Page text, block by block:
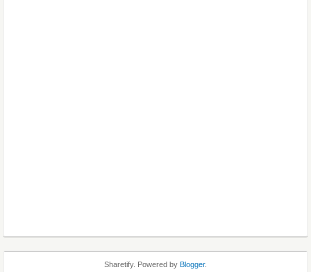
Sharetify. Powered by Blogger.